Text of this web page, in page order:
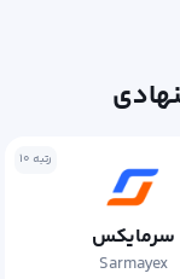
رتبه ۱۰
سرمایکس
Sarmayex